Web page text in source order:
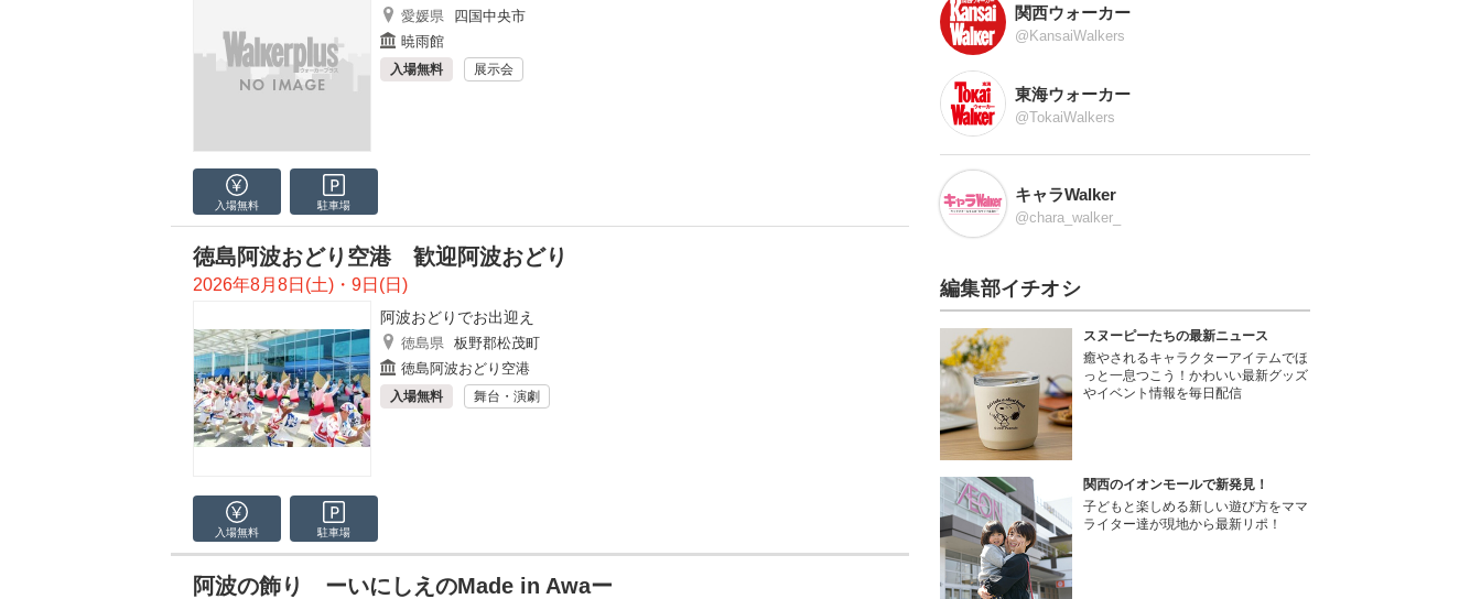
愛媛県
四国中央市
暁雨館
入場無料 展示会
入場無料 駐車場
徳島阿波おどり空港 歓迎阿波おどり
2026年8月8日(土)・9日(日)
阿波おどりでお出迎え
徳島県 板野郡松茂町
徳島阿波おどり空港
入場無料 舞台・演劇
入場無料 駐車場
阿波の飾り ーいにしえのMade in Awaー
関西ウォーカー
@KansaiWalkers
東海ウォーカー
@TokaiWalkers
キャラWalker
@chara_walker_
編集部イチオシ
スヌーピーたちの最新ニュース
癒やされるキャラクターアイテムでほ
っと一息つこう！かわいい最新グッズ
やイベント情報を毎日配信
関西のイオンモールで新発見！
子どもと楽しめる新しい遊び方をママ
ライター達が現地から最新リポ！